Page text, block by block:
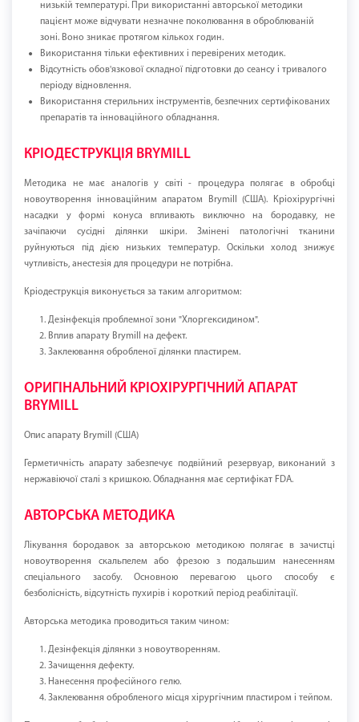
низькій температурі. При використанні авторської методики
пацієнт може відчувати незначне поколювання в оброблюваній
зоні. Воно зникає протягом кількох годин.
Використання тільки ефективних і перевірених методик.
Відсутність обов'язкової складної підготовки до сеансу і тривалого
періоду відновлення.
Використання стерильних інструментів, безпечних сертифікованих
препаратів та інноваційного обладнання.
КРІОДЕСТРУКЦІЯ BRYMILL
Методика не має аналогів у світі - процедура полягає в обробці
новоутворення інноваційним апаратом Brymill (США). Кріохірургічні
насадки у формі конуса впливають виключно на бородавку, не
зачіпаючи сусідні ділянки шкіри. Змінені патологічні тканини
руйнуються під дією низьких температур. Оскільки холод знижує
чутливість, анестезія для процедури не потрібна.
Кріодеструкція виконується за таким алгоритмом:
Дезінфекція проблемної зони "Хлоргексидином".
Вплив апарату Brymill на дефект.
Заклеювання обробленої ділянки пластирем.
ОРИГІНАЛЬНИЙ КРІОХІРУРГІЧНИЙ АПАРАТ
BRYMILL
Опис апарату Brymill (США)
Герметичність апарату забезпечує подвійний резервуар, виконаний з
нержавіючої сталі з кришкою. Обладнання має сертифікат FDA.
АВТОРСЬКА МЕТОДИКА
Лікування бородавок за авторською методикою полягає в зачистці
новоутворення скальпелем або фрезою з подальшим нанесенням
спеціального засобу. Основною перевагою цього способу є
безболісність, відсутність пухирів і короткий період реабілітації.
Авторська методика проводиться таким чином:
Дезінфекція ділянки з новоутворенням.
Зачищення дефекту.
Нанесення професійного гелю.
Заклеювання обробленого місця хірургічним пластиром і тейпом.